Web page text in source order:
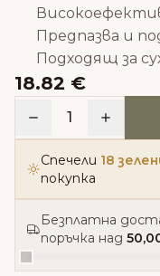
Предпазва и
Подходящ за
18.82 €
1
Спечели 18
покупка
Безплатна
поръчка над